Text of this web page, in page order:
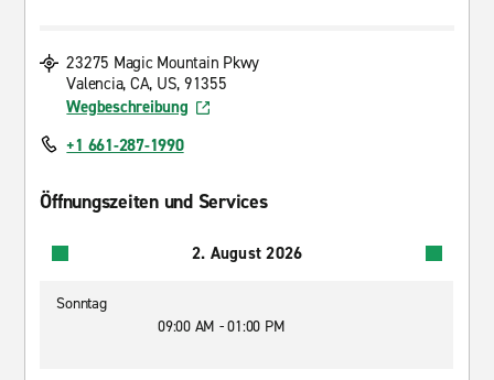
23275 Magic Mountain Pkwy
Valencia, CA, US, 91355
Wegbeschreibung
+1 661-287-1990
Öffnungszeiten und Services
2. August 2026
Sonntag
09:00 AM - 01:00 PM